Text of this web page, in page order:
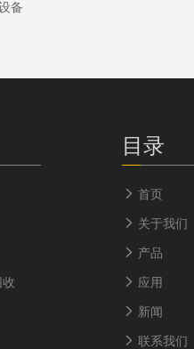
备
目录
首页
关于我们
产品
应用
新闻
联系我们